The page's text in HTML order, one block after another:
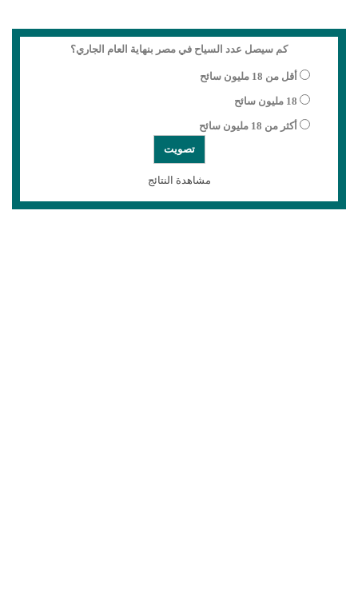
كم سيصل عدد السياح في مصر بنهاية العام الجاري؟
أقل من 18 مليون سائح
18 مليون سائح
أكثر من 18 مليون سائح
مشاهدة النتائج